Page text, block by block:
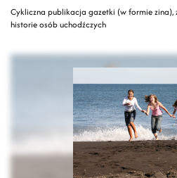
Cykliczna publikacja gazetki (w formie
historie osób uchodźczych